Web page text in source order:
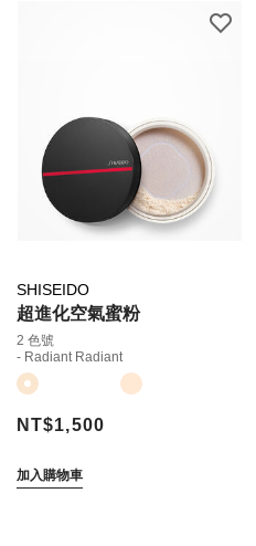
SHISEIDO
超進化空氣蜜粉
2 色號
- Radiant Radiant
NT$1,500
加入購物車